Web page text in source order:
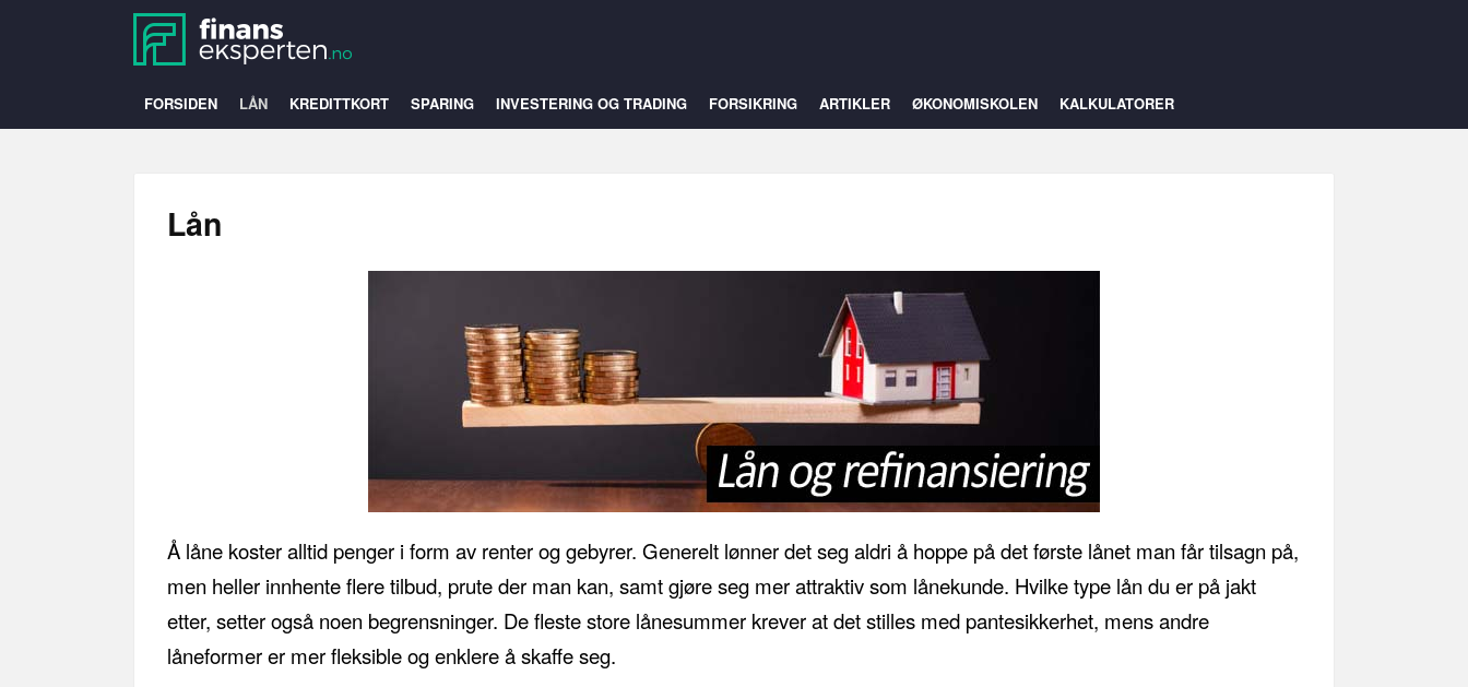
FORSIDEN LÅN KREDITTKORT SPARING INVESTERING OG TRADING FORSIKRING ARTIKLER ØKONOMISKOLEN KALKULATORER
Lån
Å låne koster alltid penger i form av renter og gebyrer. Generelt lønner det seg aldri å hoppe på det første lånet man får tilsagn på,
men heller innhente flere tilbud, prute der man kan, samt gjøre seg mer attraktiv som lånekunde. Hvilke type lån du er på jakt
etter, setter også noen begrensninger. De fleste store lånesummer krever at det stilles med pantesikkerhet, mens andre
låneformer er mer fleksible og enklere å skaffe seg.